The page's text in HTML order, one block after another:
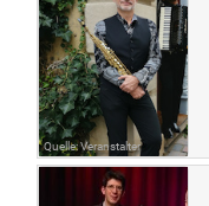
Quelle: Veranstalter